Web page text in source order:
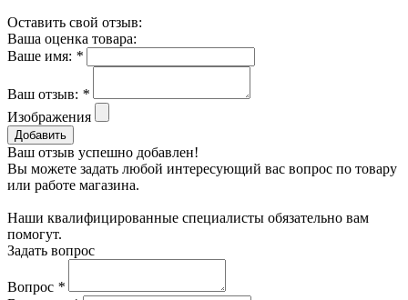
Оставить свой отзыв:
Ваша оценка товара:
Ваше имя: *
Ваш отзыв: *
Изображения
Добавить
Ваш отзыв успешно добавлен!
Вы можете задать любой интересующий вас вопрос по товару
или работе магазина.
Наши квалифицированные специалисты обязательно вам
помогут.
Задать вопрос
Вопрос *